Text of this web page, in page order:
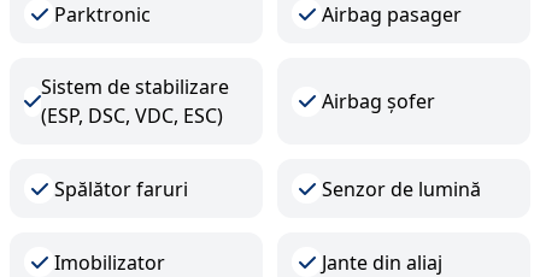
Parktronic Airbag pasager
Sistem de stabilizare
(ESP, DSC, VDC, ESC)
Airbag șofer
Spălător faruri Senzor de lumină
Imobilizator Jante din aliaj